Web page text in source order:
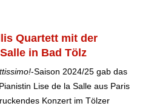
Quartett mit der
in Bad Tölz
-Saison 2024/25 gab das
Lise de la Salle aus Paris
Konzert im Tölzer